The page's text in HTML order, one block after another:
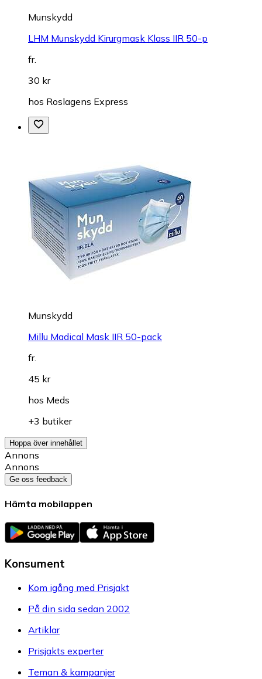
Munskydd
LHM Munskydd Kirurgmask Klass IIR 50-p
fr.
30 kr
hos Roslagens Express
Munskydd
Millu Madical Mask IIR 50-pack
fr.
45 kr
hos Meds
+3 butiker
Hoppa över innehållet
Annons
Annons
Ge oss feedback
Hämta mobilappen
Konsument
Kom igång med Prisjakt
På din sida sedan 2002
Artiklar
Prisjakts experter
Teman & kampanjer